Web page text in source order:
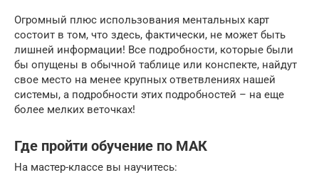
Огромный плюс использования ментальных карт
состоит в том, что здесь, фактически, не может быть
лишней информации! Все подробности, которые были
бы опущены в обычной таблице или конспекте, найдут
свое место на менее крупных ответвлениях нашей
системы, а подробности этих подробностей – на еще
более мелких веточках!
Где пройти обучение по МАК
На мастер-классе вы научитесь: